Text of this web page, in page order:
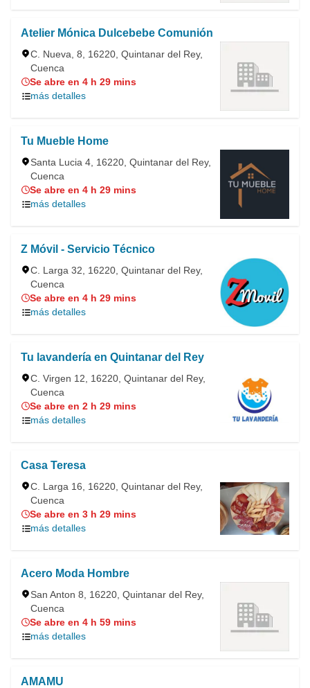
Atelier Mónica Dulcebebe Comunión
C. Nueva, 8, 16220, Quintanar del Rey,
Cuenca
Se abre en 4 h 29 mins
más detalles
Tu Mueble Home
Santa Lucia 4, 16220, Quintanar del Rey,
Cuenca
Se abre en 4 h 29 mins
más detalles
Z Móvil - Servicio Técnico
C. Larga 32, 16220, Quintanar del Rey,
Cuenca
Se abre en 4 h 29 mins
más detalles
Tu lavandería en Quintanar del Rey
C. Virgen 12, 16220, Quintanar del Rey,
Cuenca
Se abre en 2 h 29 mins
más detalles
Casa Teresa
C. Larga 16, 16220, Quintanar del Rey,
Cuenca
Se abre en 3 h 29 mins
más detalles
Acero Moda Hombre
San Anton 8, 16220, Quintanar del Rey,
Cuenca
Se abre en 4 h 59 mins
más detalles
AMAMU